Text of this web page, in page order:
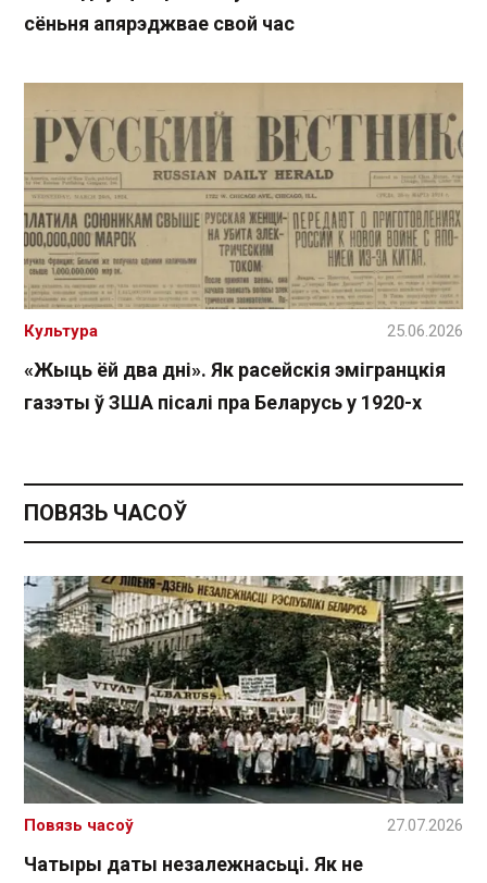
сёньня апярэджвае свой час
«Жыць ёй два дні». Як расейскія эмігранцкія
газэты ў ЗША пісалі пра Беларусь у 1920-х
Культура 25.06.2026
ПОВЯЗЬ ЧАСОЎ
Чатыры даты незалежнасьці. Як не
Повязь часоў 27.07.2026